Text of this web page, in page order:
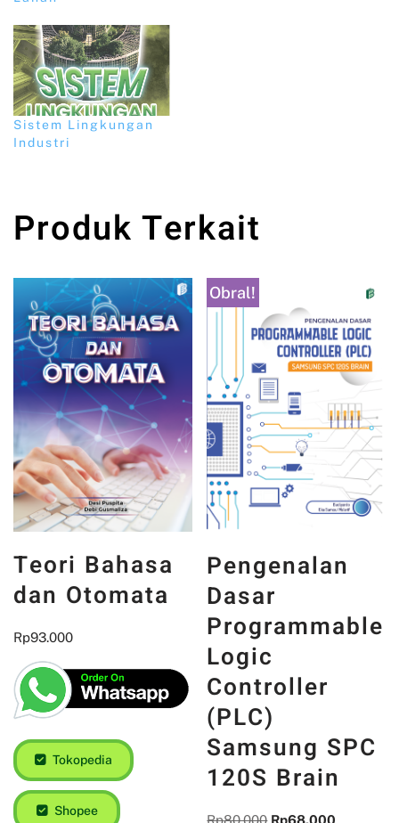
Sistem Lingkungan
Industri
Produk Terkait
Teori Bahasa
dan Otomata
Rp93.000
Tokopedia
Shopee
Obral!
Pengenalan
Dasar
Programmable
Logic
Controller
(PLC)
Samsung SPC
120S Brain
Rp80.000 Rp68.000